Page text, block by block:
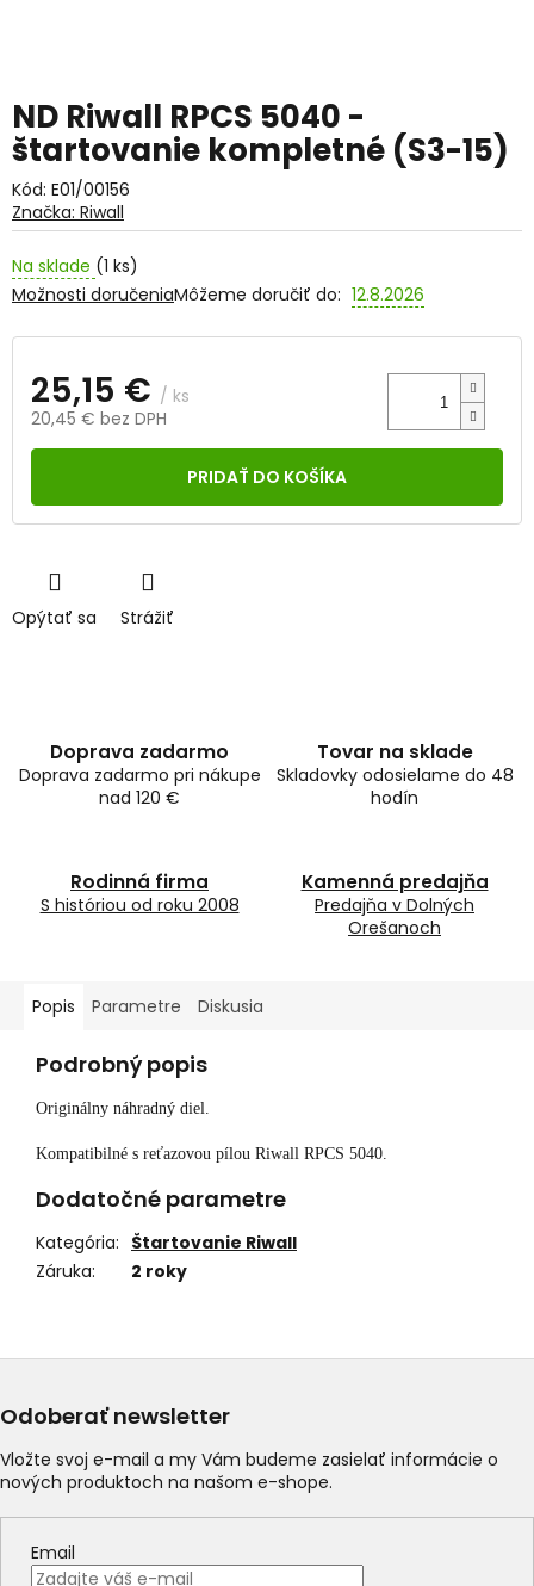
ND Riwall RPCS 5040 -
štartovanie kompletné (S3-15)
Kód: E01/00156
Na sklade (1 ks)
Môžeme doručiť do: 12.8.2026
Možnosti doručenia
25,15 € / ks
20,45 € bez DPH
Jednotková
PRIDAŤ DO KOŠÍKA
Opýtať sa Strážiť
Značka: Riwall
Doprava zadarmo
Doprava zadarmo pri nákupe
nad 120 €
Tovar na sklade
Skladovky odosielame do 48
hodín
Rodinná firma
S históriou od roku 2008
Kamenná predajňa
Predajňa v Dolných
Orešanoch
Popis Parametre Diskusia
Podrobný popis
Originálny náhradný diel.
Kompatibilné s reťazovou pílou Riwall RPCS 5040.
Dodatočné parametre
Kategória: Štartovanie Riwall
Záruka: 2 roky
Odoberať newsletter
Vložte svoj e-mail a my Vám budeme zasielať informácie o
nových produktoch na našom e-shope.
Email